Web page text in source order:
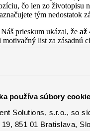
používa súbory
Solutions, s.r.o., so
851 01 Bratislava,
čo len zo životopisu
tým nedostatok
Náš prieskum ukázal, že až
list za zásadnú